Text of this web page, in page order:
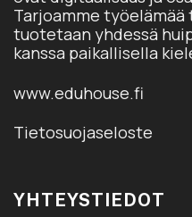
Tarjoamme työelämää
tuotetaan yhdessä
kanssa paikallisella
www.eduhouse.fi
Tietosuojaseloste
YHTEYSTIEDOT